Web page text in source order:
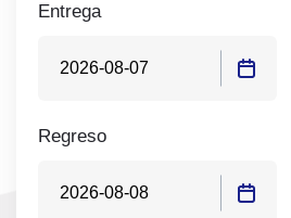
Entrega
Regreso